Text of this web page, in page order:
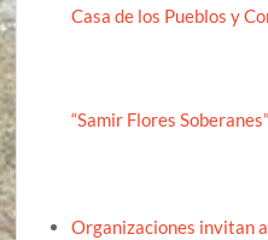
Casa de los Pueblos y
“Samir Flores
Organizaciones invitan